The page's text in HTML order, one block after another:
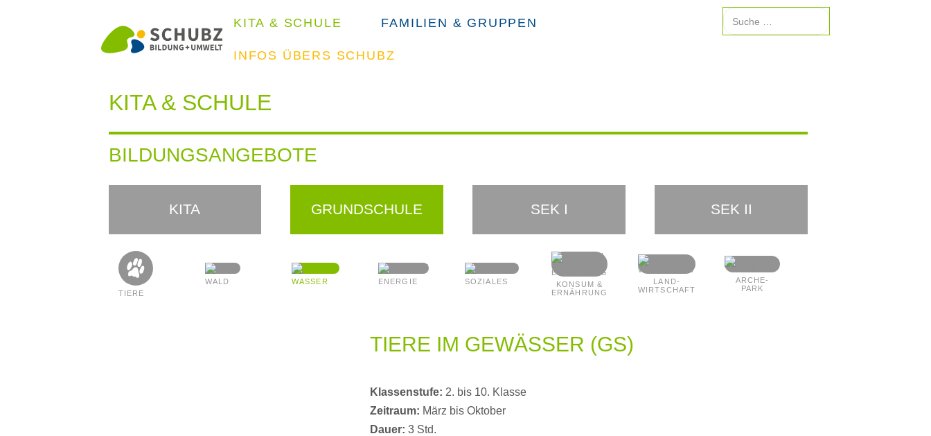
KITA & SCHULE FAMILIEN & GRUPPEN
INFOS ÜBERS SCHUBZ
Suche
KITA & SCHULE
BILDUNGSANGEBOTE
KITA GRUNDSCHULE SEK I SEK II
TIERE
WALD WASSER ENERGIE SOZIALES
KONSUM &
ERNÄHRUNG
LAND-
WIRTSCHAFT
ARCHE-
PARK
TIERE IM GEWÄSSER (GS)
Klassenstufe: 2. bis 10. Klasse
Zeitraum: März bis Oktober
Dauer: 3 Std.